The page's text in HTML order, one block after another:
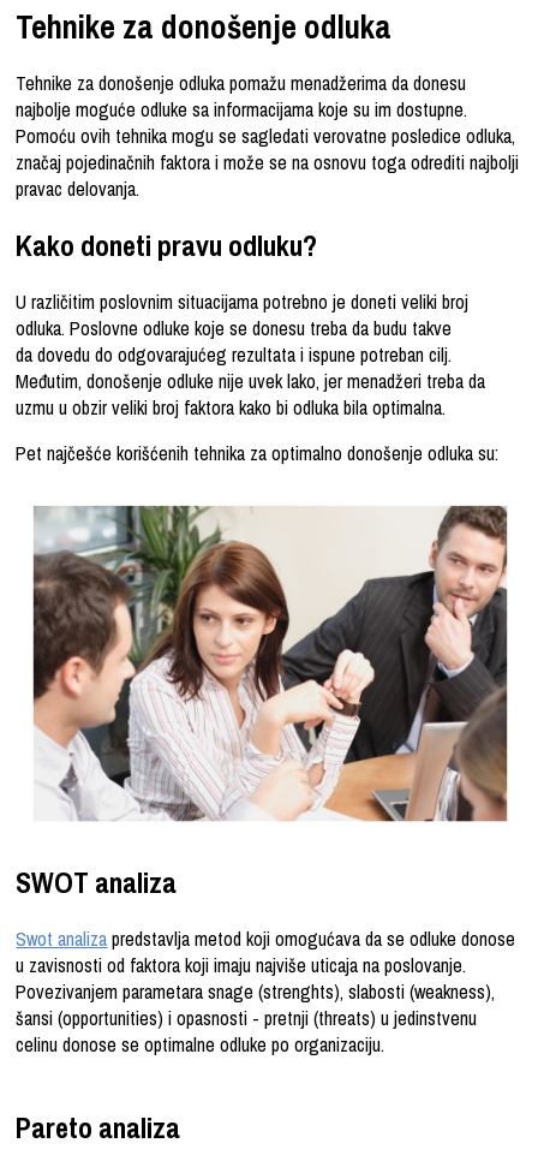
Tehnike za donošenje odluka
Tehnike za donošenje odluka pomažu menadžerima da donesu
najbolje moguće odluke sa informacijama koje su im dostupne.
Pomoću ovih tehnika mogu se sagledati verovatne posledice odluka,
značaj pojedinačnih faktora i može se na osnovu toga odrediti najbolji
pravac delovanja.
Kako doneti pravu odluku?
U različitim poslovnim situacijama potrebno je doneti veliki broj
odluka. Poslovne odluke koje se donesu treba da budu takve
da dovedu do odgovarajućeg rezultata i ispune potreban cilj.
Međutim, donošenje odluke nije uvek lako, jer menadžeri treba da
uzmu u obzir veliki broj faktora kako bi odluka bila optimalna.
Pet najčešće korišćenih tehnika za optimalno donošenje odluka su:
SWOT analiza
Swot analizapredstavlja metod koji omogućava da se odluke donose
u zavisnosti od faktora koji imaju najviše uticaja na poslovanje.
Povezivanjem parametara snage (strenghts), slabosti (weakness),
šansi (opportunities) i opasnosti - pretnji (threats) u jedinstvenu
celinu donose se optimalne odluke po organizaciju.
Pareto analiza